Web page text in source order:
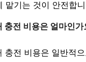
맡기는 것이 안전합
충전 비용은 얼마인가
충전 비용은 일반적